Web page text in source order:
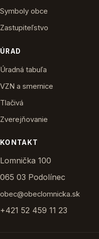
Symboly obce
Zastupiteľstvo
ÚRAD
Úradná tabuľa
VZN a smernice
Tlačivá
Zverejňovanie
KONTAKT
Lomnička 100
065 03 Podolínec
obec@obeclomnicka.sk
+421 52 459 11 23